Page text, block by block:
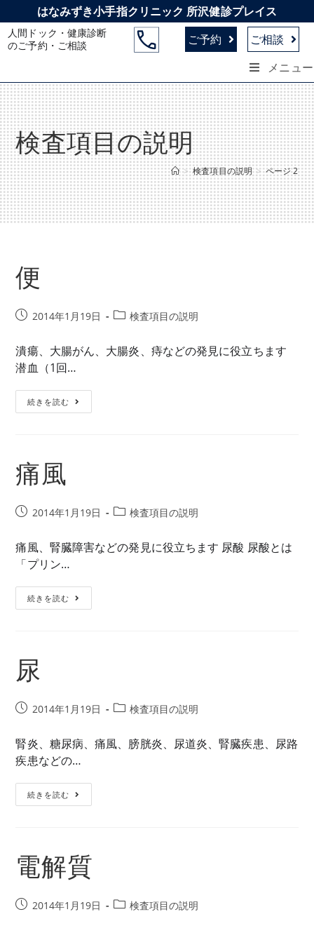
ン
テ
へ
ス
キ
ッ
プ
はなみずき小手指クリニック 所沢健診プレイス
人間ドック・健康診断
のご予約・ご相談
ご予約
ご相談
メニュー
検査項目の説明
> 検査項目の説明 > ページ 2
便
投
公
開
日:
2014年1月19日
投
カ
テ
検査項目の説明
潰瘍、大腸がん、大腸炎、痔などの発見に役立ちます
潜血（1回…
続きを読む 便
痛風
投
公
開
2014年1月19日
投
カ
テ
検査項目の説明
痛風、腎臓障害などの発見に役立ちます 尿酸 尿酸とは
「プリン…
続きを読む 痛
風
尿
投
公
開
日:
2014年1月19日
投
カ
テ
検査項目の説明
腎炎、糖尿病、痛風、膀胱炎、尿道炎、腎臓疾患、尿路
疾患などの…
続きを読む 尿
電解質
投 2014年1月19日
投 検査項目の説明